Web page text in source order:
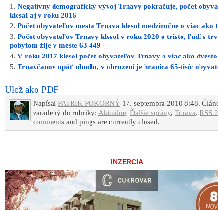
Negatívny demografický vývoj Trnavy pokračuje, počet
klesal aj v roku 2016
Počet obyvateľov mesta Trnava klesol medziročne o viac ako
Počet obyvateľov Trnavy klesol v roku 2020 o tristo, ľudí s
pobytom žije v meste 63 449
V roku 2017 klesol počet obyvateľov Trnavy o viac ako
Trnavčanov opäť ubudlo, v ohrození je hranica 65-tisíc
Ulož ako PDF
Napísal PATRIK POKORNÝ 17. septembra 2010 8:48.
zaradený do rubriky: Aktuálne, Ďalšie správy, Trnava. RSS
comments and pings are currently closed.
INZERCIA